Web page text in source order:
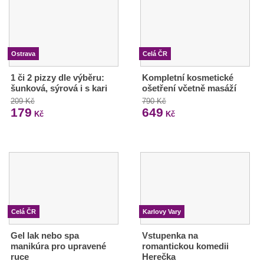
Ostrava
1 či 2 pizzy dle výběru:
šunková, sýrová i s kari
209 Kč
179 Kč
Celá ČR
Kompletní kosmetické
ošetření včetně masáží
790 Kč
649 Kč
Celá ČR
Gel lak nebo spa
manikúra pro upravené
ruce
Karlovy Vary
Vstupenka na
romantickou komedii
Herečka